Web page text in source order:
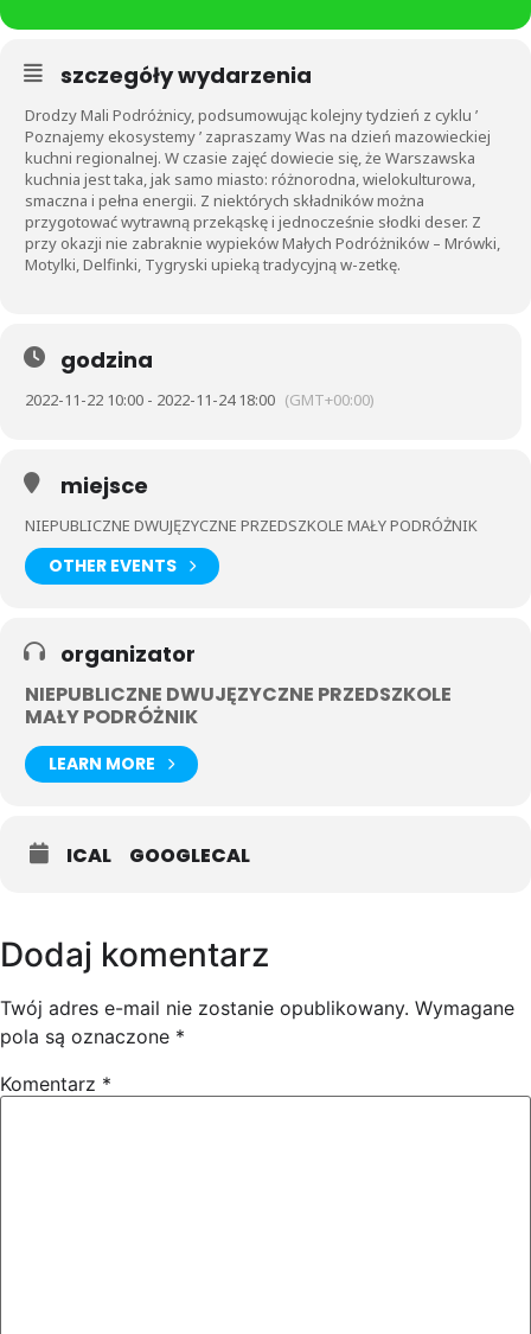
szczegóły wydarzenia
Drodzy Mali Podróżnicy, podsumowując kolejny tydzień z cyklu ’
Poznajemy ekosystemy ’ zapraszamy Was na dzień mazowieckiej
kuchni regionalnej. W czasie zajęć dowiecie się, że Warszawska
kuchnia jest taka, jak samo miasto: różnorodna, wielokulturowa,
smaczna i pełna energii. Z niektórych składników można
przygotować wytrawną przekąskę i jednocześnie słodki deser. Z
przy okazji nie zabraknie wypieków Małych Podróżników – Mrówki,
Motylki, Delfinki, Tygryski upieką tradycyjną w-zetkę.
godzina
2022-11-22 10:00 - 2022-11-24 18:00 (GMT+00:00)
miejsce
NIEPUBLICZNE DWUJĘZYCZNE PRZEDSZKOLE MAŁY PODRÓŻNIK
OTHER EVENTS
organizator
NIEPUBLICZNE DWUJĘZYCZNE PRZEDSZKOLE
MAŁY PODRÓŻNIK
LEARN MORE
ICAL GOOGLECAL
Dodaj komentarz
Twój adres e-mail nie zostanie opublikowany. Wymagane
pola są oznaczone *
Komentarz *